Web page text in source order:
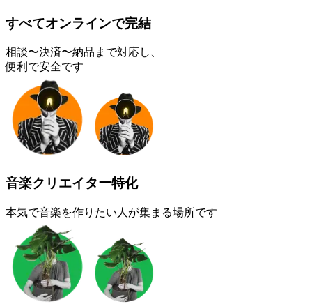
すべてオンラインで完結
相談〜決済〜納品まで対応し、
便利で安全です
音楽クリエイター特化
本気で音楽を作りたい人が集まる場所です